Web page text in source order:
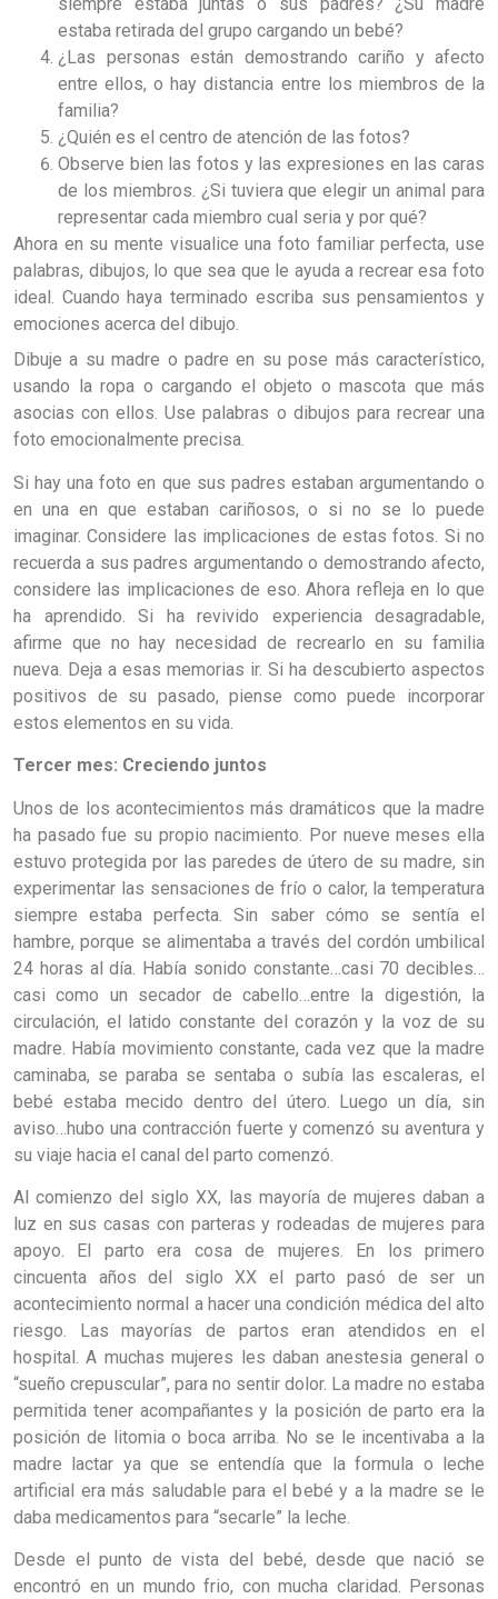
siempre estaba juntas o sus padres? ¿Su madre
estaba retirada del grupo cargando un bebé?
¿Las personas están demostrando cariño y afecto
entre ellos, o hay distancia entre los miembros de la
familia?
¿Quién es el centro de atención de las fotos?
Observe bien las fotos y las expresiones en las caras
de los miembros. ¿Si tuviera que elegir un animal para
representar cada miembro cual seria y por qué?
Ahora en su mente visualice una foto familiar perfecta, use
palabras, dibujos, lo que sea que le ayuda a recrear esa foto
ideal. Cuando haya terminado escriba sus pensamientos y
emociones acerca del dibujo.
Dibuje a su madre o padre en su pose más característico,
usando la ropa o cargando el objeto o mascota que más
asocias con ellos. Use palabras o dibujos para recrear una
foto emocionalmente precisa.
Si hay una foto en que sus padres estaban argumentando o
en una en que estaban cariñosos, o si no se lo puede
imaginar. Considere las implicaciones de estas fotos. Si no
recuerda a sus padres argumentando o demostrando afecto,
considere las implicaciones de eso. Ahora refleja en lo que
ha aprendido. Si ha revivido experiencia desagradable,
afirme que no hay necesidad de recrearlo en su familia
nueva. Deja a esas memorias ir. Si ha descubierto aspectos
positivos de su pasado, piense como puede incorporar
estos elementos en su vida.
Tercer mes: Creciendo juntos
Unos de los acontecimientos más dramáticos que la madre
ha pasado fue su propio nacimiento. Por nueve meses ella
estuvo protegida por las paredes de útero de su madre, sin
experimentar las sensaciones de frío o calor, la temperatura
siempre estaba perfecta. Sin saber cómo se sentía el
hambre, porque se alimentaba a través del cordón umbilical
24 horas al día. Había sonido constante…casi 70 decibles…
casi como un secador de cabello…entre la digestión, la
circulación, el latido constante del corazón y la voz de su
madre. Había movimiento constante, cada vez que la madre
caminaba, se paraba se sentaba o subía las escaleras, el
bebé estaba mecido dentro del útero. Luego un día, sin
aviso…hubo una contracción fuerte y comenzó su aventura y
su viaje hacia el canal del parto comenzó.
Al comienzo del siglo XX, las mayoría de mujeres daban a
luz en sus casas con parteras y rodeadas de mujeres para
apoyo. El parto era cosa de mujeres. En los primero
cincuenta años del siglo XX el parto pasó de ser un
acontecimiento normal a hacer una condición médica del alto
riesgo. Las mayorías de partos eran atendidos en el
hospital. A muchas mujeres les daban anestesia general o
“sueño crepuscular”, para no sentir dolor. La madre no estaba
permitida tener acompañantes y la posición de parto era la
posición de litomia o boca arriba. No se le incentivaba a la
madre lactar ya que se entendía que la formula o leche
artificial era más saludable para el bebé y a la madre se le
daba medicamentos para “secarle” la leche.
Desde el punto de vista del bebé, desde que nació se
encontró en un mundo frio, con mucha claridad. Personas